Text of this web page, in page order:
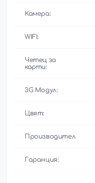
Камера:
WIFI:
Четец за
карти:
3G Модул:
Цвят:
Производител
Гаранция: